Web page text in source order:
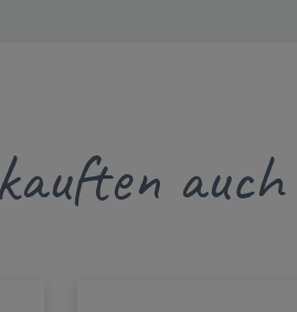
auch